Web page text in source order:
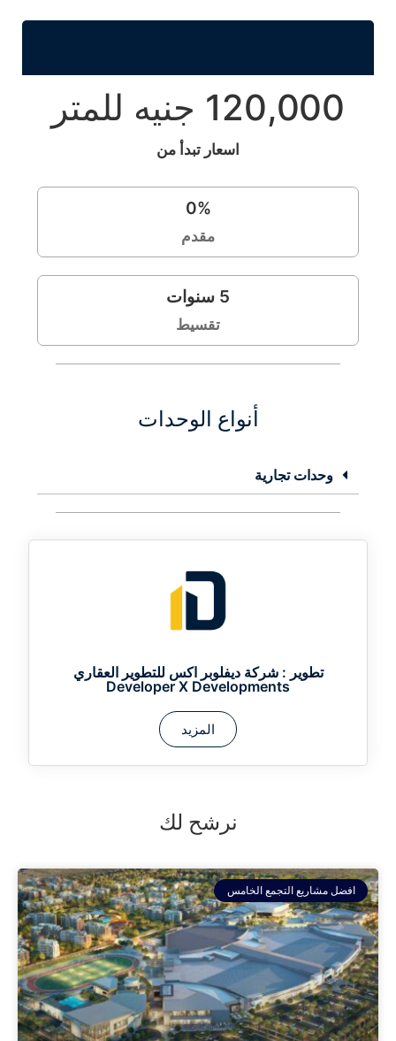
120,000 جنيه للمتر
اسعار تبدأ من
0%
مقدم
5 سنوات
تقسيط
أنواع الوحدات
وحدات تجارية
تطوير :شركة ديفلوبر اكس للتطوير العقاري
Developer X Developments
المزيد
نرشح لك
افضل مشاريع التجمع الخامس